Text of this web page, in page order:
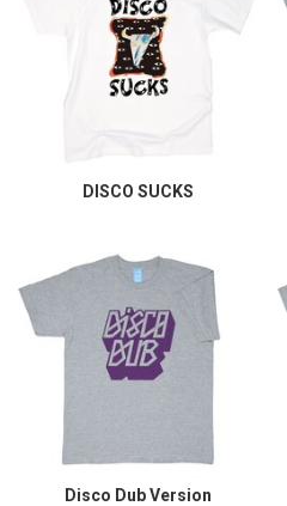
DISCO SUCKS
Disco Dub Version